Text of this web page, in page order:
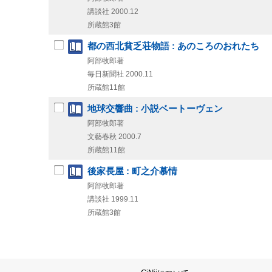
講談社 2000.12
所蔵館3館
都の西北貧乏荘物語 : あのころのおれたち
阿部牧郎著
毎日新聞社 2000.11
所蔵館11館
地球交響曲 : 小説ベートーヴェン
阿部牧郎著
文藝春秋 2000.7
所蔵館11館
後家長屋 : 町之介慕情
阿部牧郎著
講談社 1999.11
所蔵館3館